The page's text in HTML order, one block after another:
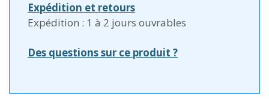
Expédition et retours
Expédition : 1 à 2 jours ouvrables
Des questions sur ce produit ?